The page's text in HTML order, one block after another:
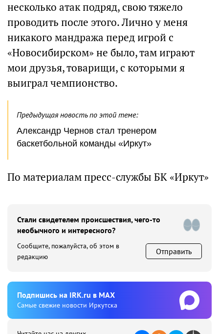
несколько атак подряд, свою тяжело
проводить после этого. Лично у меня
никакого мандража перед игрой с
«Новосибирском» не было, там играют
мои друзья, товарищи, с которыми я
выиграл чемпионство.
Предыдущая новость по этой теме:
Александр Чернов стал тренером
баскетбольной команды «Иркут»
По материалам пресс-службы БК «Иркут»
Стали свидетелем происшествия, чего-то
необычного и интересного?
Сообщите, пожалуйста, об этом в
редакцию
Отправить
Подпишиcь на IRK.ru в MAX
Cамые свежие новости Иркутска